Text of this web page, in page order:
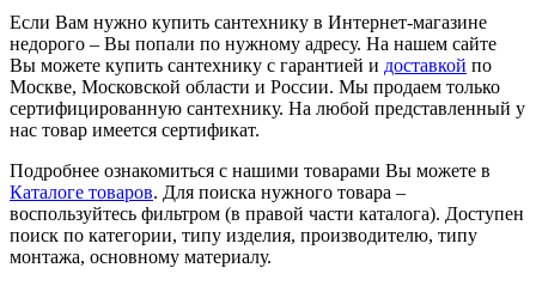
Если Вам нужно купить сантехнику в Интернет-магазине
недорого – Вы попали по нужному адресу. На нашем сайте
Вы можете купить сантехнику с гарантией и доставкой по
Москве, Московской области и России. Мы продаем только
сертифицированную сантехнику. На любой представленный у
нас товар имеется сертификат.
Подробнее ознакомиться с нашими товарами Вы можете в
Каталоге товаров. Для поиска нужного товара –
воспользуйтесь фильтром (в правой части каталога). Доступен
поиск по категории, типу изделия, производителю, типу
монтажа, основному материалу.